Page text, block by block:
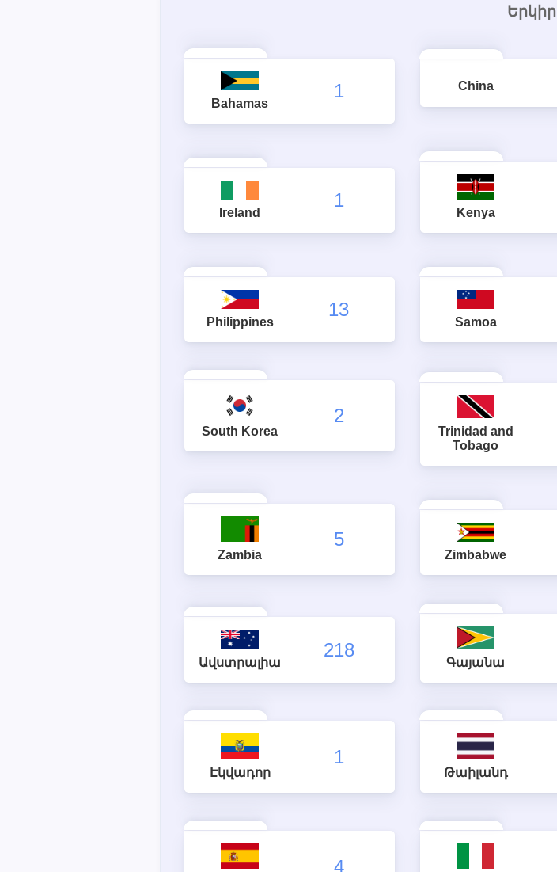
Երկիր
Bahamas
1 China
Ireland
1
Kenya
Philippines
13
Samoa
South Korea
2
Trinidad and
Tobago
Zambia
5
Zimbabwe
Ավստրալիա
218
Գայանա
Էկվադոր
1
Թաիլանդ
4